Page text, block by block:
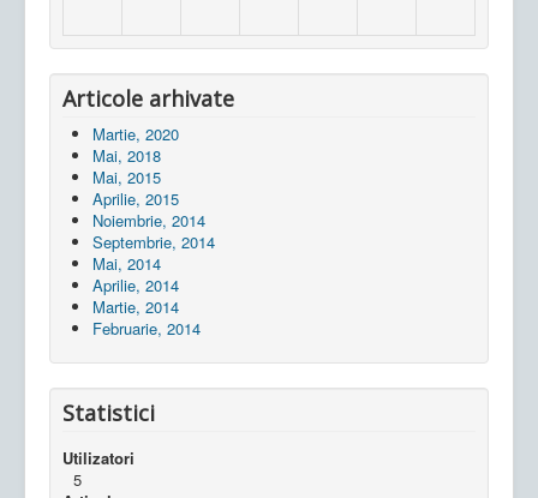
Articole arhivate
Martie, 2020
Mai, 2018
Mai, 2015
Aprilie, 2015
Noiembrie, 2014
Septembrie, 2014
Mai, 2014
Aprilie, 2014
Martie, 2014
Februarie, 2014
Statistici
Utilizatori
5